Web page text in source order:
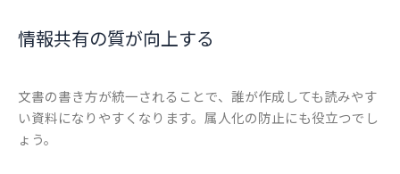
情報共有の質が向上する
文書の書き方が統一されることで、誰が作成しても読みやす
い資料になりやすくなります。属人化の防止にも役立つでし
ょう。